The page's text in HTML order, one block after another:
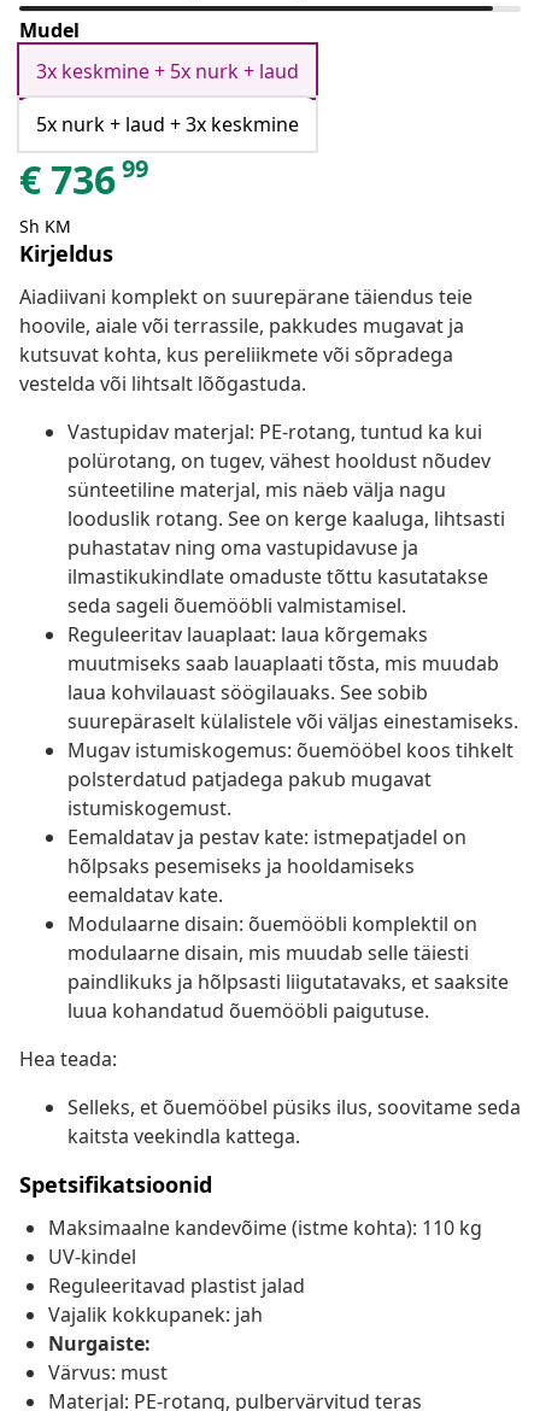
Mudel
3x keskmine + 5x nurk + laud
5x nurk + laud + 3x keskmine
€73699
Sh KM
Kirjeldus
Aiadiivani komplekt on suurepärane täiendus teie
hoovile, aiale või terrassile, pakkudes mugavat ja
kutsuvat kohta, kus pereliikmete või sõpradega
vestelda või lihtsalt lõõgastuda.
Vastupidav materjal: PE-rotang, tuntud ka kui
polürotang, on tugev, vähest hooldust nõudev
sünteetiline materjal, mis näeb välja nagu
looduslik rotang. See on kerge kaaluga, lihtsasti
puhastatav ning oma vastupidavuse ja
ilmastikukindlate omaduste tõttu kasutatakse
seda sageli õuemööbli valmistamisel.
Reguleeritav lauaplaat: laua kõrgemaks
muutmiseks saab lauaplaati tõsta, mis muudab
laua kohvilauast söögilauaks. See sobib
suurepäraselt külalistele või väljas einestamiseks.
Mugav istumiskogemus: õuemööbel koos tihkelt
polsterdatud patjadega pakub mugavat
istumiskogemust.
Eemaldatav ja pestav kate: istmepatjadel on
hõlpsaks pesemiseks ja hooldamiseks
eemaldatav kate.
Modulaarne disain: õuemööbli komplektil on
modulaarne disain, mis muudab selle täiesti
paindlikuks ja hõlpsasti liigutatavaks, et saaksite
luua kohandatud õuemööbli paigutuse.
Hea teada:
Selleks, et õuemööbel püsiks ilus, soovitame seda
kaitsta veekindla kattega.
Spetsifikatsioonid
Maksimaalne kandevõime (istme kohta): 110 kg
UV-kindel
Reguleeritavad plastist jalad
Vajalik kokkupanek: jah
Nurgaiste:
Värvus: must
Materjal: PE-rotang, pulbervärvitud teras